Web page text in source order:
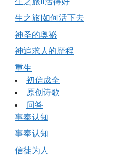
生之旅Ⅰ如何活下去
神圣的奥祕
神追求人的歷程
重生
初信成全
原创诗歌
问答
事奉认知
事奉认知
信徒为人